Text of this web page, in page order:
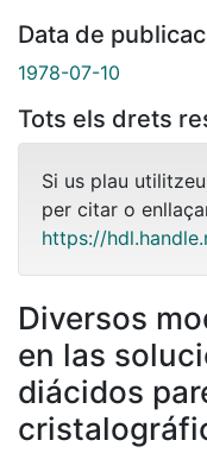
Data de
1978-07-10
Tots els drets
Si us plau
per citar o
https://
Diversos
en las
diácidos